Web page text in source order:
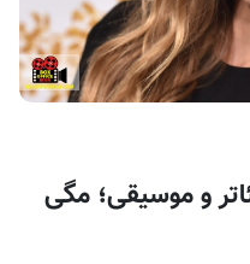
، تئاتر و موسیقی؛ مگی